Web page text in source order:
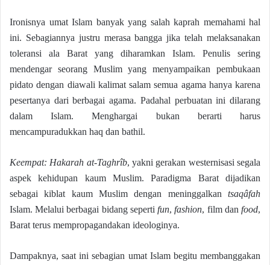
Ironisnya umat Islam banyak yang salah kaprah memahami hal
ini. Sebagiannya justru merasa bangga jika telah melaksanakan
toleransi ala Barat yang diharamkan Islam. Penulis sering
mendengar seorang Muslim yang menyampaikan pembukaan
pidato dengan diawali kalimat salam semua agama hanya karena
pesertanya dari berbagai agama. Padahal perbuatan ini dilarang
dalam Islam. Menghargai bukan berarti harus
mencampuradukkan haq dan bathil.
Keempat: Hakarah at-Taghrîb, yakni gerakan westernisasi segala
aspek kehidupan kaum Muslim. Paradigma Barat dijadikan
sebagai kiblat kaum Muslim dengan meninggalkan tsaqâfah
Islam. Melalui berbagai bidang sepertifun,fashion, film danfood,
Barat terus mempropagandakan ideologinya.
Dampaknya, saat ini sebagian umat Islam begitu membanggakan